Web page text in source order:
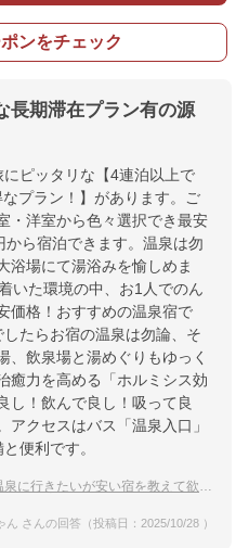
ンをチェック
長期滞在プラン有の源
ピッタリな【4連泊以上で
プラン！】があります。ご
・洋室から色々選択でき最安
ら宿泊できます。温泉は勿
浴場にて湯浴みを愉しめま
いた環境の中、お1人でのん
価格！おすすめの温泉宿で
たらお宿の温泉は勿論、そ
、飲泉場と湯めぐりもゆっく
癒力を高める「ホルミシス効
し！飲んで良し！吸って良
アクセスはバス「温泉入口」
便利です。
に行きたいが安い宿を教えて欲しい
ん さんの回答（投稿日：2025/10/28 ）